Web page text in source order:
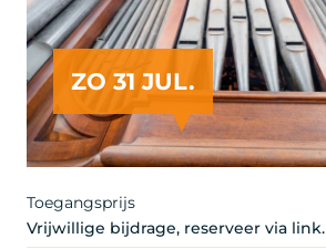
ZO 31 JUL.
Toegangsprijs
Vrijwillige bijdrage, reserveer via link.